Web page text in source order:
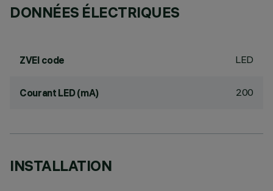
DONNÉES ÉLECTRIQUES
ZVEI code LED
Courant LED (mA) 200
INSTALLATION